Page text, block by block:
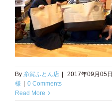
By 糸賀ふとん店 2017年09月05日
様
0 Comments
Read More